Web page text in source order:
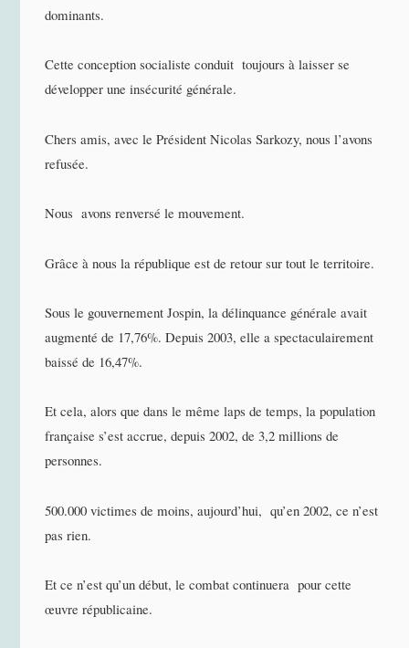
dominants.
Cette conception socialiste conduit toujours à laisser se
développer une insécurité générale.
Chers amis, avec le Président Nicolas Sarkozy, nous l’avons
refusée.
Nous avons renversé le mouvement.
Grâce à nous la république est de retour sur tout le territoire.
Sous le gouvernement Jospin, la délinquance générale avait
augmenté de 17,76%. Depuis 2003, elle a spectaculairement
baissé de 16,47%.
Et cela, alors que dans le même laps de temps, la population
française s’est accrue, depuis 2002, de 3,2 millions de
personnes.
500.000 victimes de moins, aujourd’hui, qu’en 2002, ce n’est
pas rien.
Et ce n’est qu’un début, le combat continuera pour cette
œuvre républicaine.